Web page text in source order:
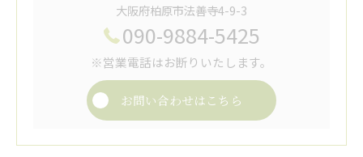
大阪府柏原市法善寺4-9-3
090-9884-5425
※営業電話はお断りいたします。
お問い合わせはこちら